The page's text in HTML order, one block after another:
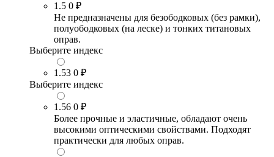
1.5 0 ₽
Не предназначены для безободковых (без рамки),
полуободковых (на леске) и тонких титановых
оправ.
Выберите индекс
1.53 0 ₽
Выберите индекс
1.56 0 ₽
Более прочные и эластичные, обладают очень
высокими оптическими свойствами. Подходят
практически для любых оправ.